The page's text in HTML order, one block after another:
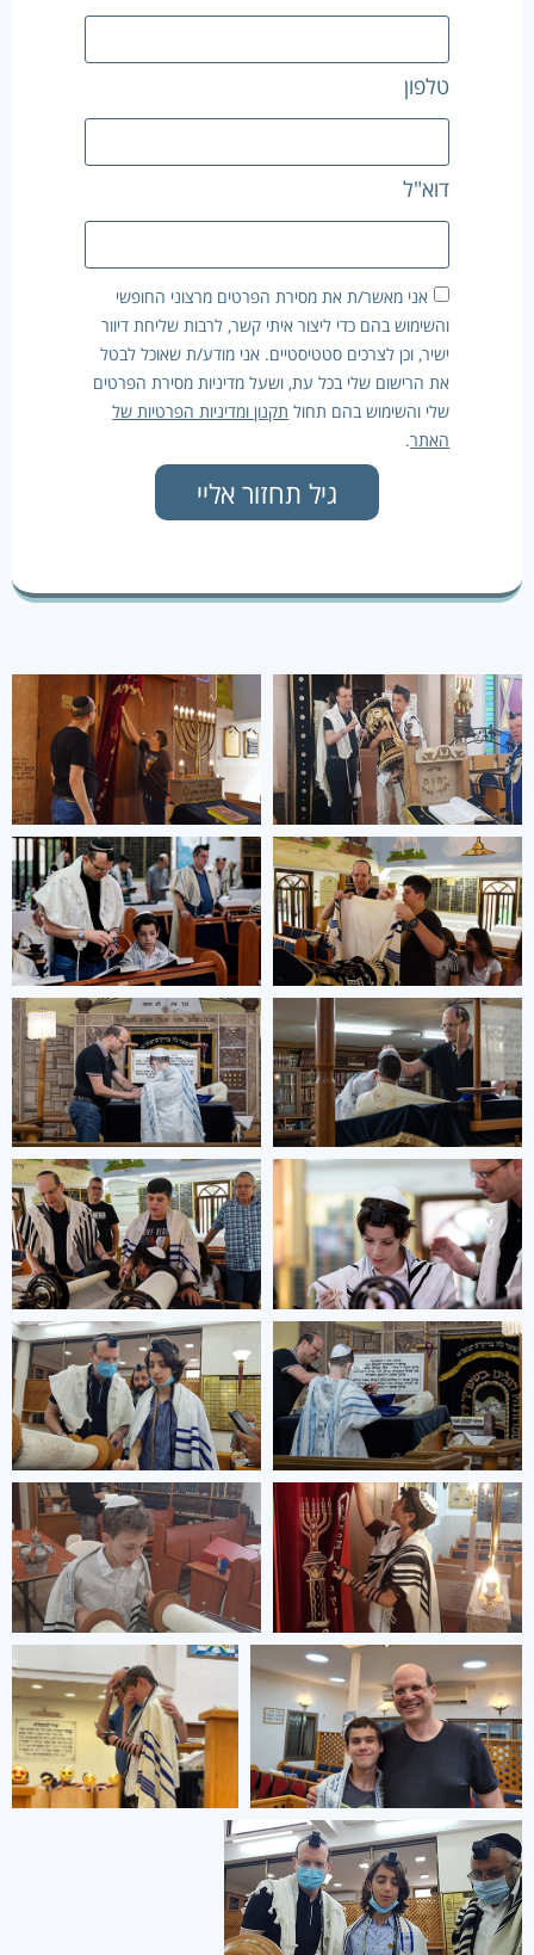
טלפון
דוא"ל
אני מאשר/ת את מסירת הפרטים מרצוני החופשי
והשימוש בהם כדי ליצור איתי קשר, לרבות שליחת דיוור
ישיר, וכן לצרכים סטטיסטיים. אני מודע/ת שאוכל לבטל
את הרישום שלי בכל עת, ושעל מדיניות מסירת הפרטים
שלי והשימוש בהם תחול תקנון ומדיניות הפרטיות של
האתר.
גיל תחזור אליי